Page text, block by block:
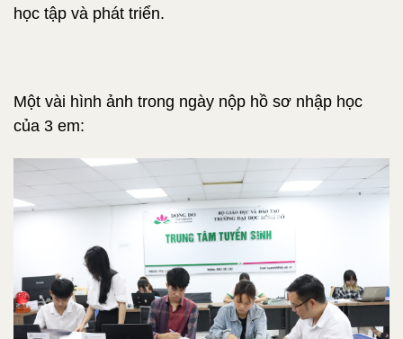
học tập và phát triển.
Một vài hình ảnh trong ngày nộp hồ sơ nhập học
của 3 em: